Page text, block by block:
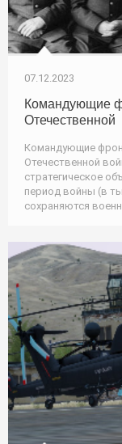
07.12.2023
Командующие
Отечественной
Командующие
Отечественной
стратегическое
период войны (в
сохраняются